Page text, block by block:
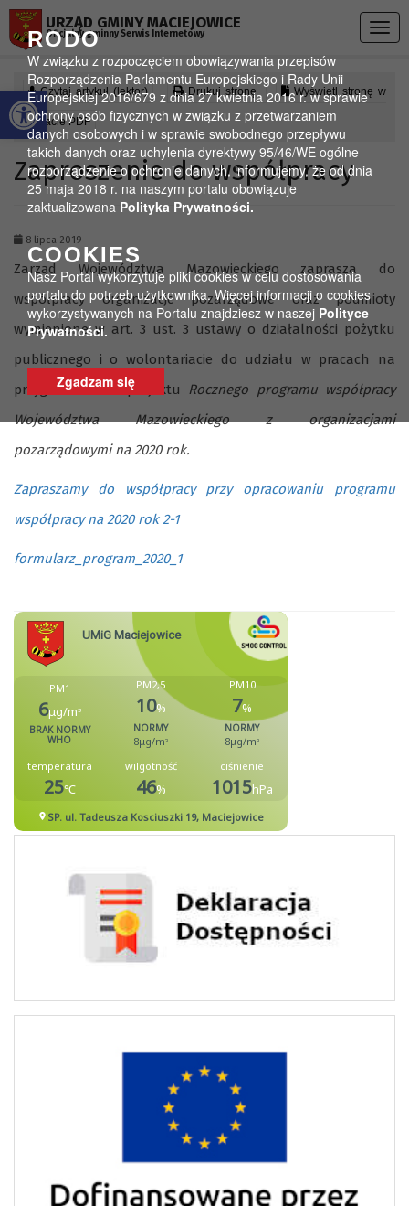
Otwórz pasek narzędzi
RODO
W związku z rozpoczęciem obowiązywania przepisów
Rozporządzenia Parlamentu Europejskiego i Rady Unii
Europejskiej 2016/679 z dnia 27 kwietnia 2016 r. w sprawie
ochrony osób fizycznych w związku z przetwarzaniem
danych osobowych i w sprawie swobodnego przepływu
takich danych oraz uchylenia dyrektywy 95/46/WE ogólne
rozporządzenie o ochronie danych, informujemy, że od dnia
25 maja 2018 r. na naszym portalu obowiązuje
zaktualizowana Polityka Prywatności.
COOKIES
Nasz Portal wykorzytuje pliki cookies w celu dostosowania
portalu do potrzeb użytkownika. Więcej informacji o cookies
wykorzystywanych na Portalu znajdziesz w naszej Polityce
Prywatności.
Zgadzam się
URZĄD GMINY MACIEJOWICE
Oficjalny gminny Serwis Internetowy
Czytaj artykuł (lektor) Drukuj stronę Wyświetl stronę w
formacie PDF
Zaproszenie do współpracy
8 lipca 2019
Zarząd Województwa Mazowieckiego zaprasza do
współpracy organizacje pozarządowe oraz podmioty
wymienione w art. 3 ust. 3 ustawy o działalności pożytku
publicznego i o wolontariacie do udziału w pracach na
przygotowaniem projektu Rocznego programu współpracy
Województwa Mazowieckiego z organizacjami
pozarządowymi na 2020 rok.
Zapraszamy do współpracy przy opracowaniu programu
współpracy na 2020 rok 2-1
formularz_program_2020_1